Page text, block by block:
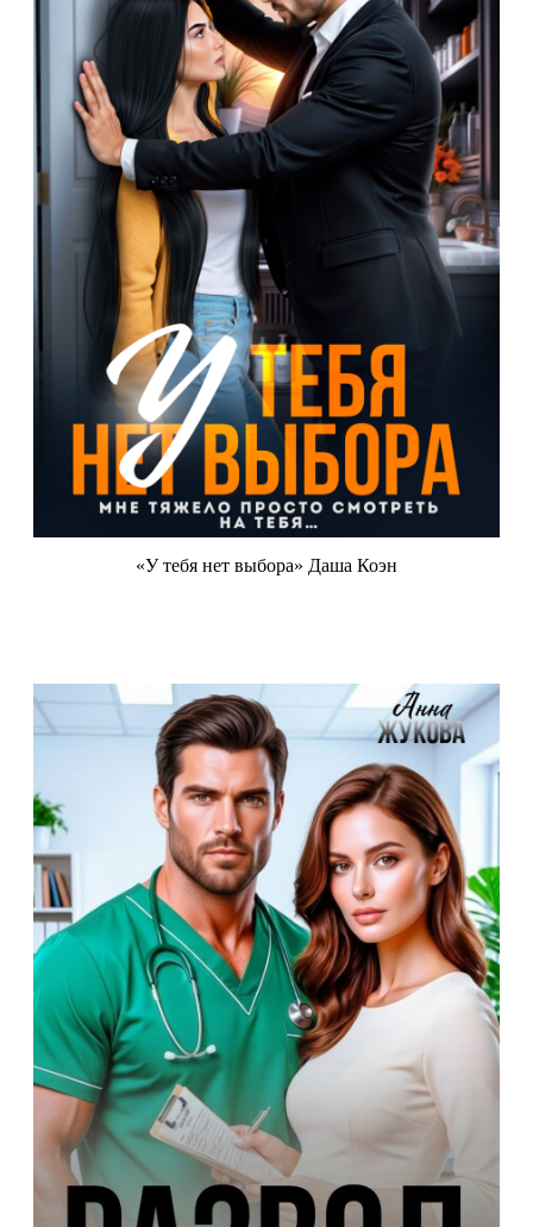
«У тебя нет выбора» Даша Коэн